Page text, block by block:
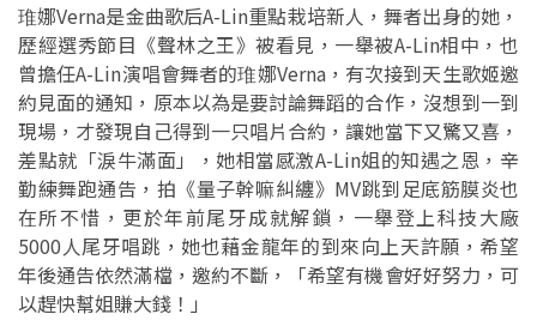
琟娜Verna是金曲歌后A-Lin重點栽培新人，舞者出身的她，
歷經選秀節目《聲林之王》被看見，一舉被A-Lin相中，也
曾擔任A-Lin演唱會舞者的琟娜Verna，有次接到天生歌姬邀
約見面的通知，原本以為是要討論舞蹈的合作，沒想到一到
現場，才發現自己得到一只唱片合約，讓她當下又驚又喜，
差點就「淚牛滿面」，她相當感激A-Lin姐的知遇之恩，辛
勤練舞跑通告，拍《量子幹嘛糾纏》MV跳到足底筋膜炎也
在所不惜，更於年前尾牙成就解鎖，一舉登上科技大廠
5000人尾牙唱跳，她也藉金龍年的到來向上天許願，希望
年後通告依然滿檔，邀約不斷，「希望有機會好好努力，可
以趕快幫姐賺大錢！」